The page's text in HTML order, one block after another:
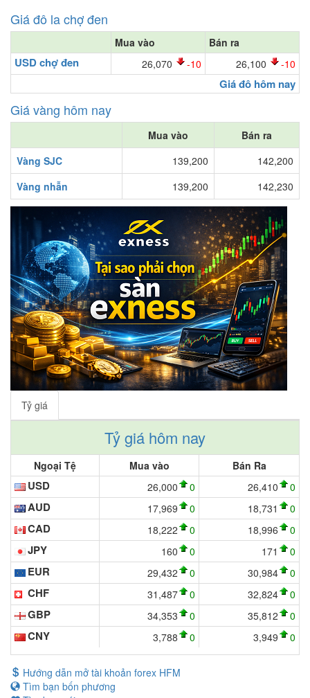
Giá đô la chợ đen
Mua vào Bán ra
USD chợ đen 26,070 -10 26,100 -10
Giá đô hôm nay
Giá vàng hôm nay
Mua vào
Bán ra
Vàng SJC
139,200
142,200
Vàng nhẫn
139,200 142,230
Tỷ giá
Tỷ giá hôm nay
Ngoại Tệ Mua vào Bán Ra
USD 26,000 0 26,410 0
AUD 17,969 0 18,731 0
CAD 18,222 0 18,996 0
JPY 160 0 171 0
EUR 29,432 0 30,984 0
CHF 31,487 0 32,824 0
GBP 34,353 0 35,812 0
CNY 3,788 0 3,949 0
Hướng dẫn mở tài khoản forex HFM
Tìm bạn bốn phương